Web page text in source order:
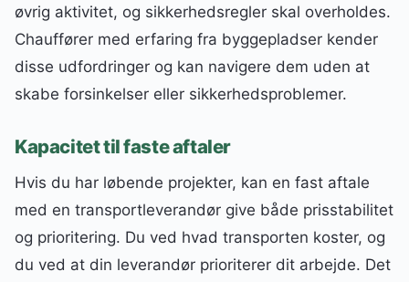
øvrig aktivitet, og sikkerhedsregler skal overholdes.
Chauffører med erfaring fra byggepladser kender
disse udfordringer og kan navigere dem uden at
skabe forsinkelser eller sikkerhedsproblemer.
Kapacitet til faste aftaler
Hvis du har løbende projekter, kan en fast aftale
med en transportleverandør give både prisstabilitet
og prioritering. Du ved hvad transporten koster, og
du ved at din leverandør prioriterer dit arbejde. Det